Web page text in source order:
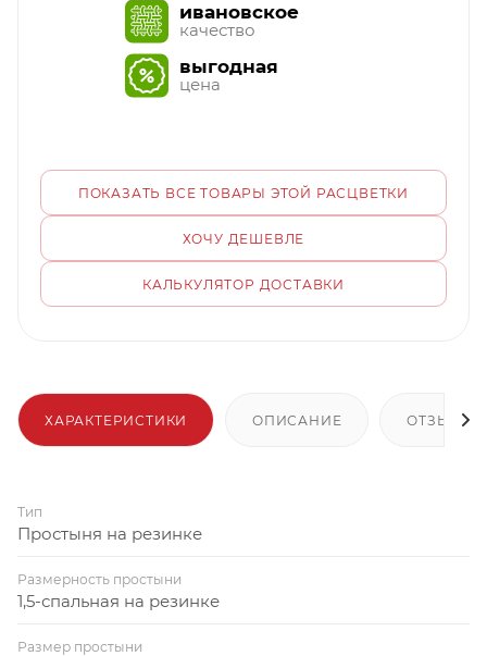
ивановское
качество
выгодная
цена
ПОКАЗАТЬ ВСЕ ТОВАРЫ ЭТОЙ РАСЦВЕТКИ
ХОЧУ ДЕШЕВЛЕ
КАЛЬКУЛЯТОР ДОСТАВКИ
ХАРАКТЕРИСТИКИ ОПИСАНИЕ ОТЗЫВЫ
Тип
Простыня на резинке
Размерность простыни
1,5-спальная на резинке
Размер простыни